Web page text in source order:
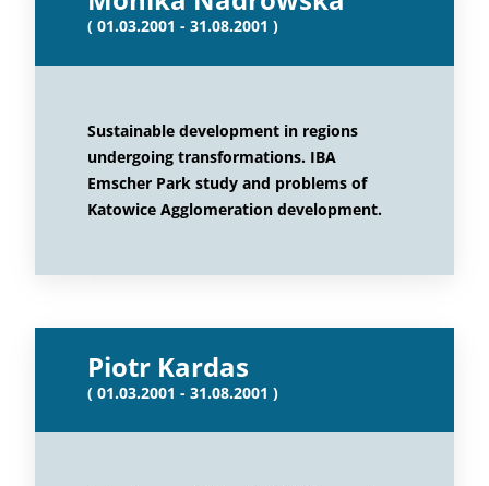
( 01.03.2001 - 31.08.2001 )
Sustainable development in regions
undergoing transformations. IBA
Emscher Park study and problems of
Katowice Agglomeration development.
Piotr Kardas
( 01.03.2001 - 31.08.2001 )